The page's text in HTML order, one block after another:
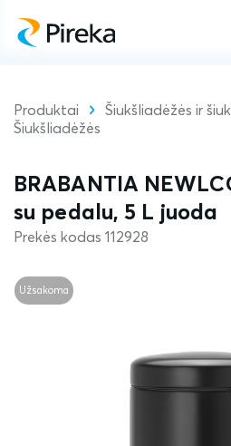
Produktai
Šiukšliadėžės ir
Šiukšliadėžės
BRABANTIA
su pedalu, 5 L juoda
Prekės kodas 112928
Užsakoma